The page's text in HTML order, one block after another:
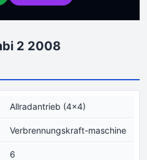
2 2008
Allradantrieb (4x4)
Verbrennungskraft-maschine
6